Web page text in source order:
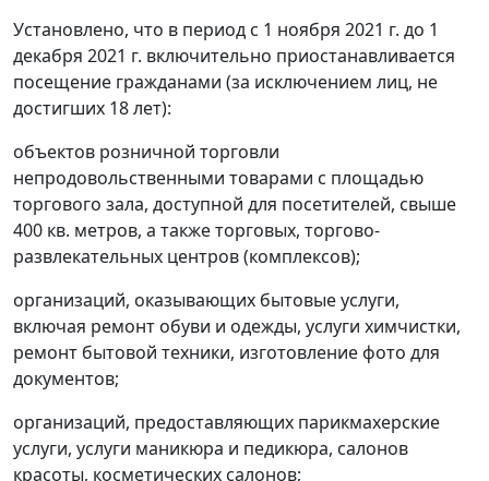
Установлено, что в период с 1 ноября 2021 г. до 1
декабря 2021 г. включительно приостанавливается
посещение гражданами (за исключением лиц, не
достигших 18 лет):
объектов розничной торговли
непродовольственными товарами с площадью
торгового зала, доступной для посетителей, свыше
400 кв. метров, а также торговых, торгово-
развлекательных центров (комплексов);
организаций, оказывающих бытовые услуги,
включая ремонт обуви и одежды, услуги химчистки,
ремонт бытовой техники, изготовление фото для
документов;
организаций, предоставляющих парикмахерские
услуги, услуги маникюра и педикюра, салонов
красоты, косметических салонов;